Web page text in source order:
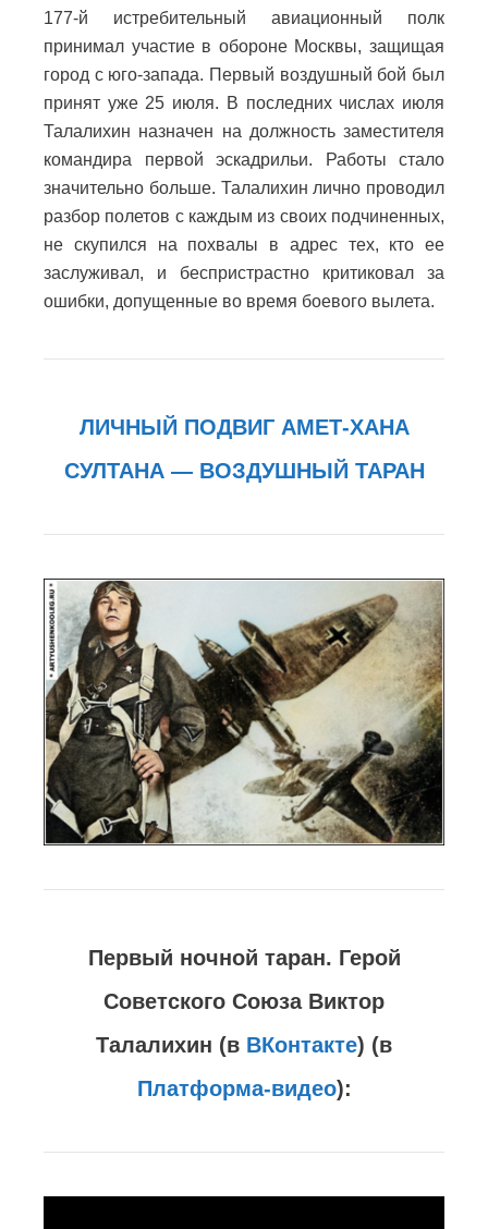
177-й истребительный авиационный полк
принимал участие в обороне Москвы, защищая
город с юго-запада. Первый воздушный бой был
принят уже 25 июля. В последних числах июля
Талалихин назначен на должность заместителя
командира первой эскадрильи. Работы стало
значительно больше. Талалихин лично проводил
разбор полетов с каждым из своих подчиненных,
не скупился на похвалы в адрес тех, кто ее
заслуживал, и беспристрастно критиковал за
ошибки, допущенные во время боевого вылета.
ЛИЧНЫЙ ПОДВИГ АМЕТ-ХАНА
СУЛТАНА — ВОЗДУШНЫЙ ТАРАН
Первый ночной таран. Герой
Советского Союза Виктор
Талалихин (в ВКонтакте) (в
Платформа-видео):